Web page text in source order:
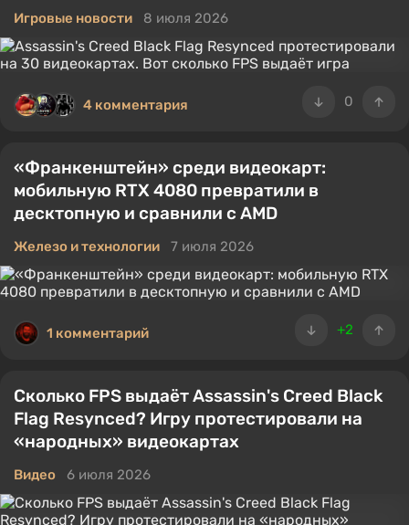
Игровые новости 8 июля 2026
0
4 комментария
«Франкенштейн» среди видеокарт:
мобильную RTX 4080 превратили в
десктопную и сравнили с AMD
Железо и технологии 7 июля 2026
+2
1 комментарий
Сколько FPS выдаёт Assassin's Creed Black
Flag Resynced? Игру протестировали на
«народных» видеокартах
Видео 6 июля 2026